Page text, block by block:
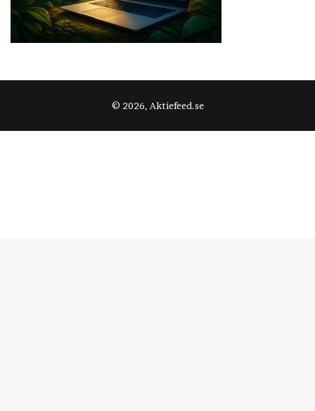
© 2026, Aktiefeed.se